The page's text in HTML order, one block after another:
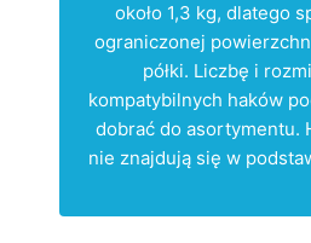
około 1,3 kg, dlatego
ograniczonej
półki. Liczbę i
kompatybilnych haków
dobrać do asortymentu.
nie znajdują się w